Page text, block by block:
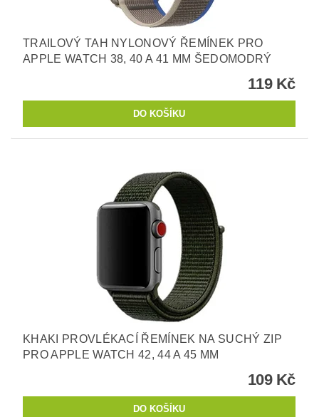
TRAILOVÝ TAH NYLONOVÝ ŘEMÍNEK PRO
APPLE WATCH 38, 40 A 41 MM ŠEDOMODRÝ
119 Kč
KHAKI PROVLÉKACÍ ŘEMÍNEK NA SUCHÝ ZIP
PRO APPLE WATCH 42, 44 A 45 MM
109 Kč